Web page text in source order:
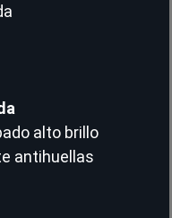
alto brillo
antihuellas